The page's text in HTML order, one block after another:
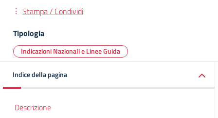
Stampa / Condividi
Tipologia
Indicazioni Nazionali e Linee Guida
Indice della pagina
Descrizione